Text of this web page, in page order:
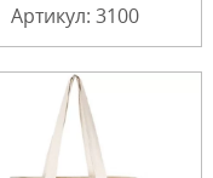
Артикул: 3100